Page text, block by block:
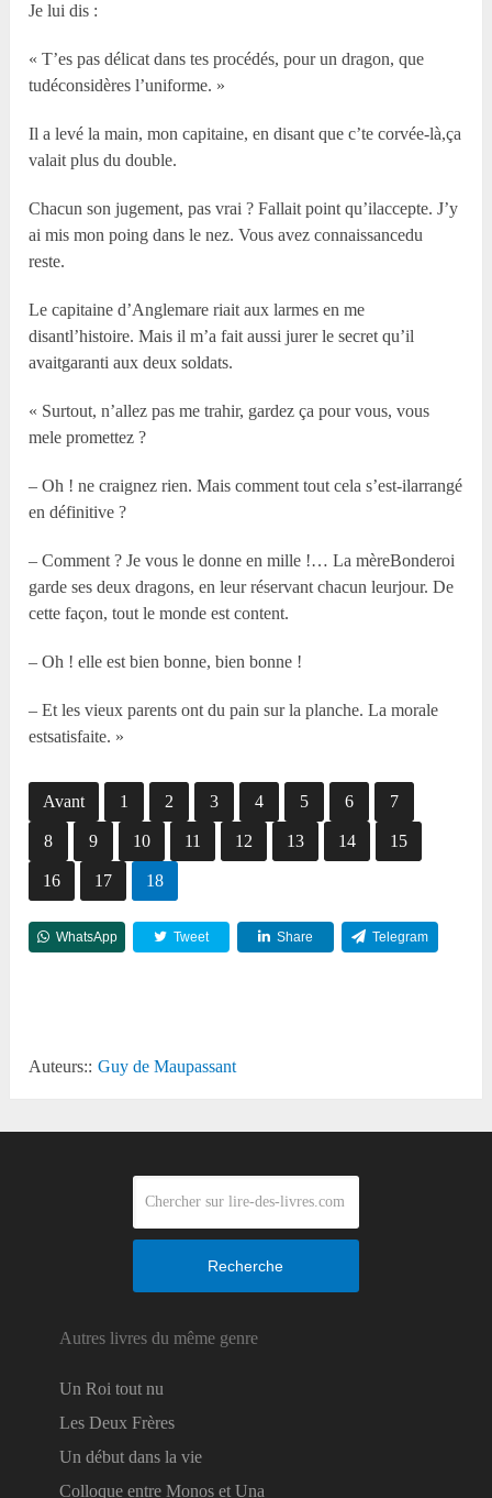
Je lui dis :
« T’es pas délicat dans tes procédés, pour un dragon, que
tudéconsidères l’uniforme. »
Il a levé la main, mon capitaine, en disant que c’te corvée-là,ça
valait plus du double.
Chacun son jugement, pas vrai ? Fallait point qu’ilaccepte. J’y
ai mis mon poing dans le nez. Vous avez connaissancedu
reste.
Le capitaine d’Anglemare riait aux larmes en me
disantl’histoire. Mais il m’a fait aussi jurer le secret qu’il
avaitgaranti aux deux soldats.
« Surtout, n’allez pas me trahir, gardez ça pour vous, vous
mele promettez ?
– Oh ! ne craignez rien. Mais comment tout cela s’est-ilarrangé
en définitive ?
– Comment ? Je vous le donne en mille !… La mèreBonderoi
garde ses deux dragons, en leur réservant chacun leurjour. De
cette façon, tout le monde est content.
– Oh ! elle est bien bonne, bien bonne !
– Et les vieux parents ont du pain sur la planche. La morale
estsatisfaite. »
Avant 1 2 3 4 5 6 7
8 9 10 11 12 13 14 15
16 17 18
WhatsApp Tweet Share Telegram
Auteurs:: Guy de Maupassant
Recherche
Autres livres du même genre
Un Roi tout nu
Les Deux Frères
Un début dans la vie
Colloque entre Monos et Una